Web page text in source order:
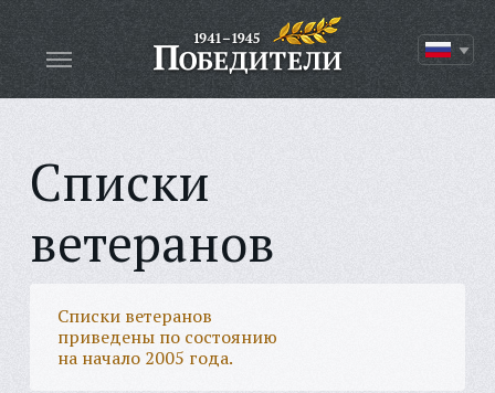
Списки
ветеранов
Списки ветеранов
приведены по состоянию
на начало 2005 года.